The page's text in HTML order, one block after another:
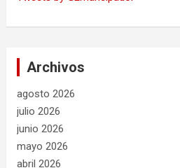
Archivos
agosto 2026
julio 2026
junio 2026
mayo 2026
abril 2026